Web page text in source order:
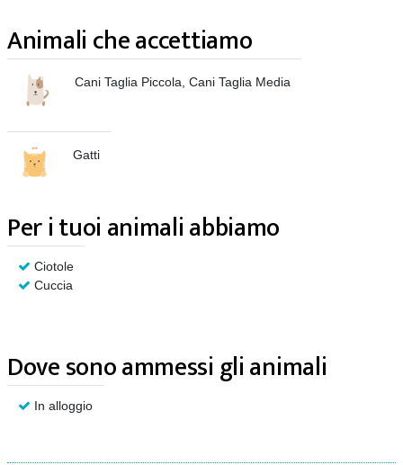
Animali che accettiamo
Cani Taglia Piccola, Cani Taglia Media
Gatti
Per i tuoi animali abbiamo
Ciotole
Cuccia
Dove sono ammessi gli animali
In alloggio